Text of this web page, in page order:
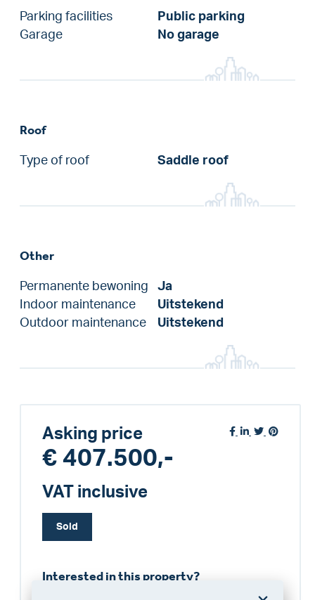
Parking facilities
Public parking
Garage
No garage
Roof
Type of roof Saddle roof
Other
Permanente bewoning
Ja
Indoor maintenance
Uitstekend
Outdoor maintenance
Uitstekend
Asking price
€ 407.500,-
VAT inclusive
Sold
Interested in this property?